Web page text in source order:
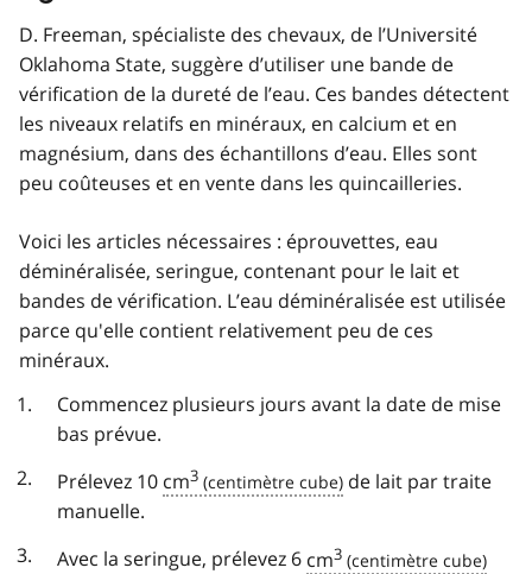
D. Freeman, spécialiste des chevaux, de l’Université
Oklahoma State, suggère d’utiliser une bande de
vérification de la dureté de l’eau. Ces bandes détectent
les niveaux relatifs en minéraux, en calcium et en
magnésium, dans des échantillons d’eau. Elles sont
peu coûteuses et en vente dans les quincailleries.
Voici les articles nécessaires : éprouvettes, eau
déminéralisée, seringue, contenant pour le lait et
bandes de vérification. L’eau déminéralisée est utilisée
parce qu'elle contient relativement peu de ces
minéraux.
Commencez plusieurs jours avant la date de mise
bas prévue.
Prélevez 10 cm3
de lait par traite
manuelle.
Avec la seringue, prélevez 6 cm3